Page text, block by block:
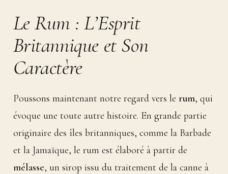
Le Rum : L’Esprit
Britannique et Son
Caractère
Poussons maintenant notre regard vers le rum, qui
évoque une toute autre histoire. En grande partie
originaire des îles britanniques, comme la Barbade
et la Jamaïque, le rum est élaboré à partir de
mélasse, un sirop issu du traitement de la canne à